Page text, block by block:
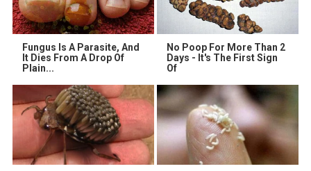
Fungus Is A Parasite, And
It Dies From A Drop Of
Plain...
No Poop For More Than 2
Days - It's The First Sign
Of